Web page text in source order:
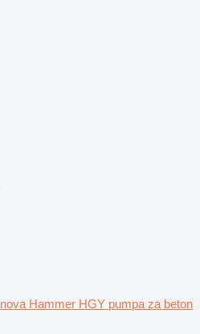
nova Hammer HGY pumpa za beton